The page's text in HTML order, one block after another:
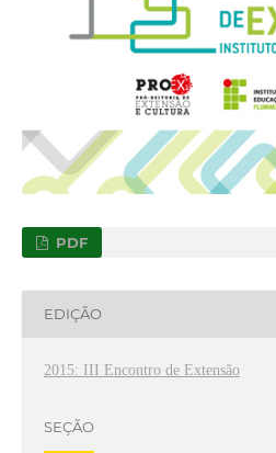
PDF
EDIÇÃO
2015: III Encontro de Extensão
SEÇÃO